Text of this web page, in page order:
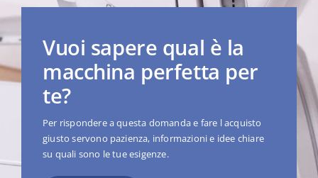
Vuoi sapere qual è la
macchina perfetta per
te?
Per rispondere a questa domanda e fare l acquisto
giusto servono pazienza, informazioni e idee chiare
su quali sono le tue esigenze.